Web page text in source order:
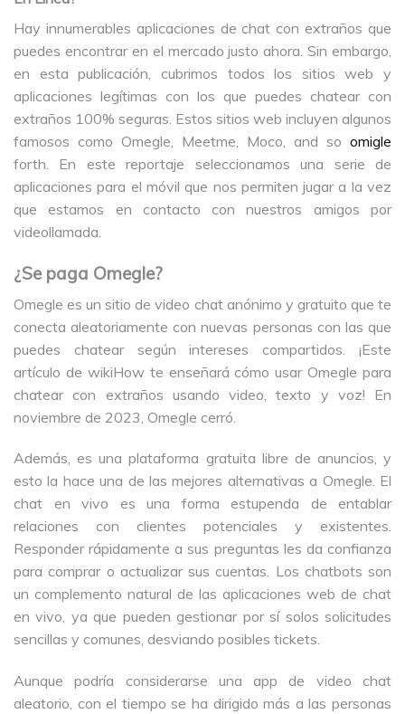
Hay innumerables aplicaciones de chat con extraños que
puedes encontrar en el mercado justo ahora. Sin embargo,
en esta publicación, cubrimos todos los sitios web y
aplicaciones legítimas con los que puedes chatear con
extraños 100% seguras. Estos sitios web incluyen algunos
famosos como Omegle, Meetme, Moco, and so omigle
forth. En este reportaje seleccionamos una serie de
aplicaciones para el móvil que nos permiten jugar a la vez
que estamos en contacto con nuestros amigos por
videollamada.
¿Se paga Omegle?
Omegle es un sitio de video chat anónimo y gratuito que te
conecta aleatoriamente con nuevas personas con las que
puedes chatear según intereses compartidos. ¡Este
artículo de wikiHow te enseñará cómo usar Omegle para
chatear con extraños usando video, texto y voz! En
noviembre de 2023, Omegle cerró.
Además, es una plataforma gratuita libre de anuncios, y
esto la hace una de las mejores alternativas a Omegle. El
chat en vivo es una forma estupenda de entablar
relaciones con clientes potenciales y existentes.
Responder rápidamente a sus preguntas les da confianza
para comprar o actualizar sus cuentas. Los chatbots son
un complemento natural de las aplicaciones web de chat
en vivo, ya que pueden gestionar por sí solos solicitudes
sencillas y comunes, desviando posibles tickets.
Aunque podría considerarse una app de video chat
aleatorio, con el tiempo se ha dirigido más a las personas